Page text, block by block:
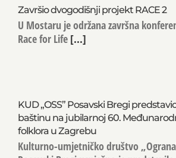
Završio dvogodišnji projekt RACE 2
U Mostaru je održana završna
Race for Life [...]
KUD „OSS” Posavski Bregi
baštinu na jubilarnoj 60.
folklora u Zagrebu
Kulturno-umjetničko društvo